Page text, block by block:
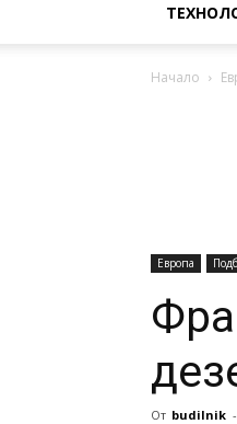
Начало
Европа
От budilnik -